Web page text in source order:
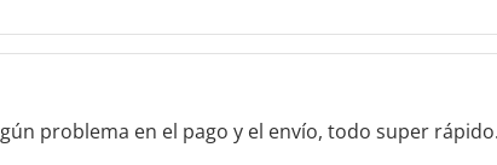
problema en el pago y el envío, todo super rápido.